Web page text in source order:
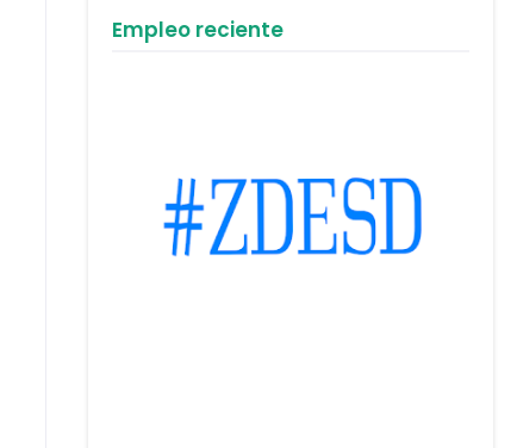
Empleo reciente